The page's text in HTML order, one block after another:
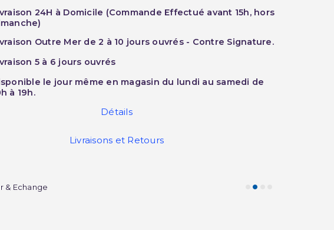
24H à Domicile (Commande Effectué avant 15h, hors
Outre Mer de 2 à 10 jours ouvrés - Contre Signature.
5 à 6 jours ouvrés
le jour même en magasin du lundi au samedi de
à 19h.
Détails
Livraisons et Retours
& Echange